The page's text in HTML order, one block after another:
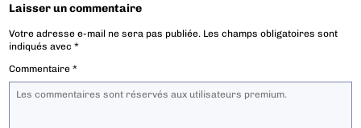
Laisser un commentaire
Votre adresse e-mail ne sera pas publiée. Les champs obligatoires sont
indiqués avec*
Commentaire*